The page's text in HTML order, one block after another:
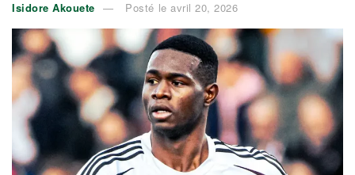
Isidore Akouete Posté le avril 20, 2026